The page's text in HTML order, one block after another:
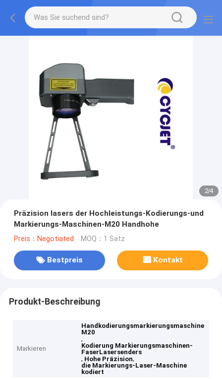
2/4
Präzision lasers der Hochleistungs-Kodierungs-und
Markierungs-Maschinen-M20 Handhohe
Preis：Negotiated MOQ：1 Satz
Bestpreis Kontakt
Produkt-Beschreibung
Markieren
Handkodierungsmarkierungsmaschine
M20
,
Kodierung Markierungsmaschinen-
FaserLasersenders
, Hohe Präzision,
die Markierungs-Laser-Maschine
kodiert